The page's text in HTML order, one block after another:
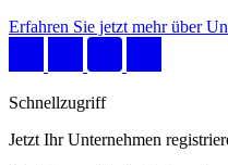
Erfahren Sie jetzt mehr über
Schnellzugriff
Jetzt Ihr Unternehmen